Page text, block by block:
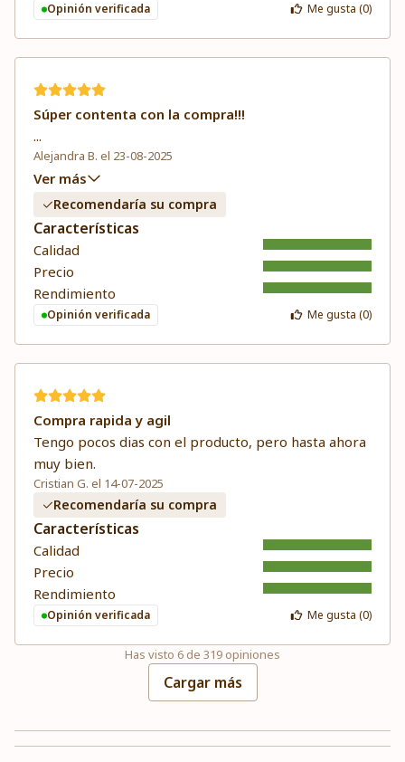
Opinión verificada Me gusta (0)
Súper contenta con la compra!!!
...
Alejandra B. el 23-08-2025
Ver más
Recomendaría su compra
Características
Calidad
Precio
Rendimiento
Opinión verificada Me gusta (0)
Compra rapida y agil
Tengo pocos dias con el producto, pero hasta ahora
muy bien.
Cristian G. el 14-07-2025
Recomendaría su compra
Características
Calidad
Precio
Rendimiento
Opinión verificada Me gusta (0)
Has visto 6 de 319 opiniones
Cargar más